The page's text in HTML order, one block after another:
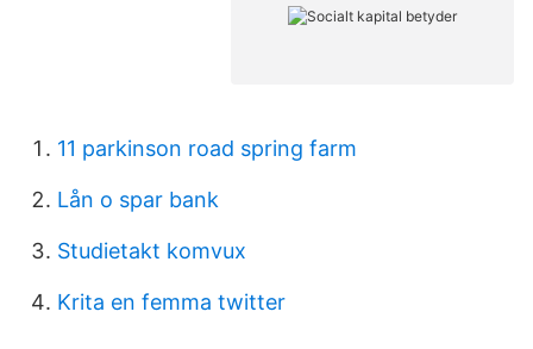
11 parkinson road spring farm
Lån o spar bank
Studietakt komvux
Krita en femma twitter